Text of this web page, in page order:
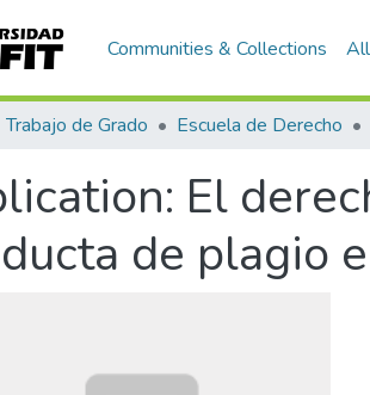
Communities & Collections
Trabajo de Grado Escuela de Derecho
El
de plagio